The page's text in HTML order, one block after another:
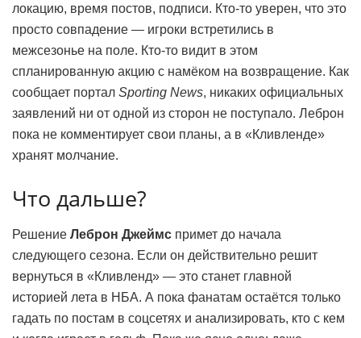
локацию, время постов, подписи. Кто-то уверен, что это
просто совпадение — игроки встретились в
межсезонье на поле. Кто-то видит в этом
спланированную акцию с намёком на возвращение. Как
сообщает портал Sporting News, никаких официальных
заявлений ни от одной из сторон не поступало. Леброн
пока не комментирует свои планы, а в «Кливленде»
хранят молчание.
Что дальше?
Решение Леброн Джеймс примет до начала
следующего сезона. Если он действительно решит
вернуться в «Кливленд» — это станет главной
историей лета в НБА. А пока фанатам остаётся только
гадать по постам в соцсетях и анализировать, кто с кем